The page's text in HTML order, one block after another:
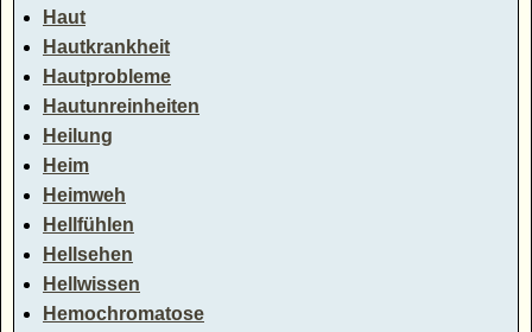
Haut
Hautkrankheit
Hautprobleme
Hautunreinheiten
Heilung
Heim
Heimweh
Hellfühlen
Hellsehen
Hellwissen
Hemochromatose